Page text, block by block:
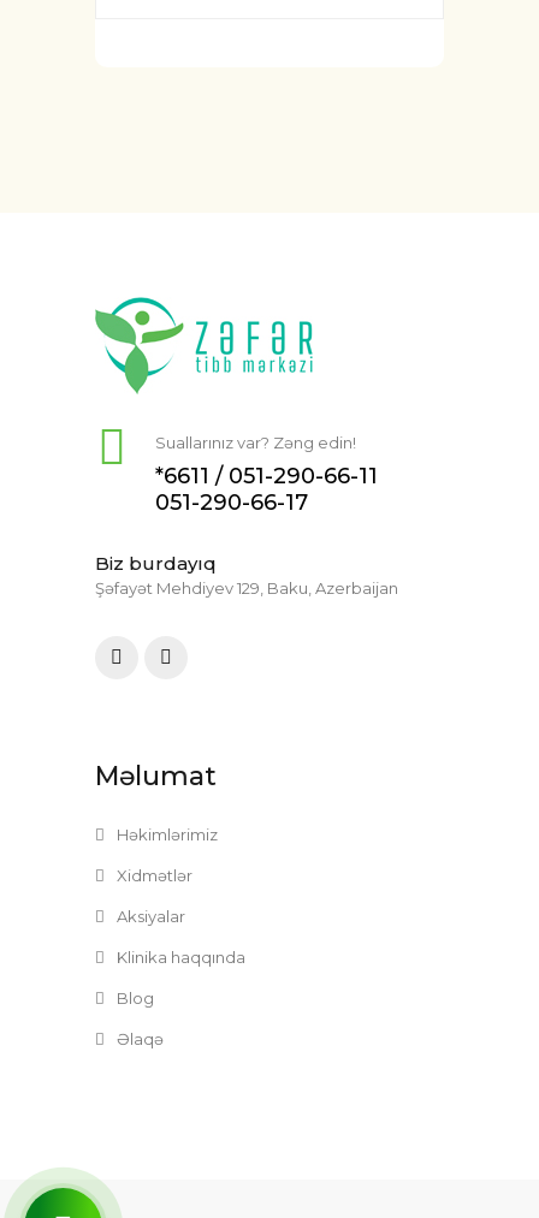
Suallarınız var? Zəng edin!
*6611 / 051-290-66-11
051-290-66-17
Biz burdayıq
Şəfayət Mehdiyev 129, Baku, Azerbaijan
Məlumat
Həkimlərimiz
Xidmətlər
Aksiyalar
Klinika haqqında
Blog
Əlaqə